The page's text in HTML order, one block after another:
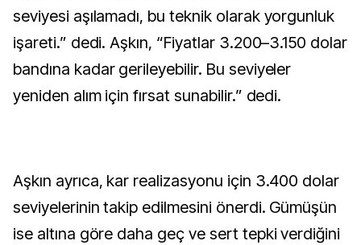
seviyesi aşılamadı, bu teknik olarak yorgunluk
işareti.” dedi. Aşkın, “Fiyatlar 3.200–3.150 dolar
bandına kadar gerileyebilir. Bu seviyeler
yeniden alım için fırsat sunabilir.” dedi.
Aşkın ayrıca, kar realizasyonu için 3.400 dolar
seviyelerinin takip edilmesini önerdi. Gümüşün
ise altına göre daha geç ve sert tepki verdiğini